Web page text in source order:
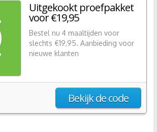
Uitgekookt proefpakket
voor €19,95
Bestel nu 4 maaltijden voor
slechts €19,95. Aanbieding voor
nieuwe klanten
Bekijk de code